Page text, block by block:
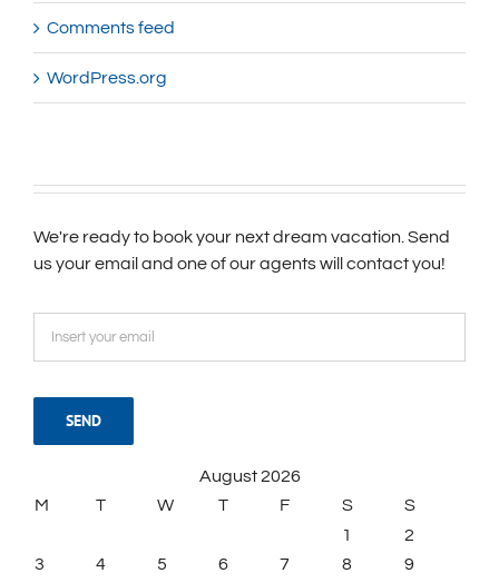
Comments feed
WordPress.org
We're ready to book your next dream vacation. Send
us your email and one of our agents will contact you!
August 2026
M
T W T F S
S
1
2
3
4 5 6 7 8
9